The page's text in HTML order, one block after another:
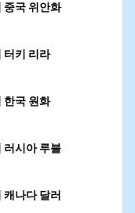
국 위안화
키 리라
국 원화
시아 루블
나다 달러